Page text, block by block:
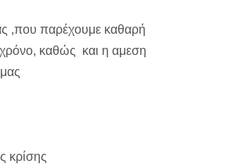
,που παρέχουμε καθαρή
χρόνο, καθώς και η αμεση
κρίσης